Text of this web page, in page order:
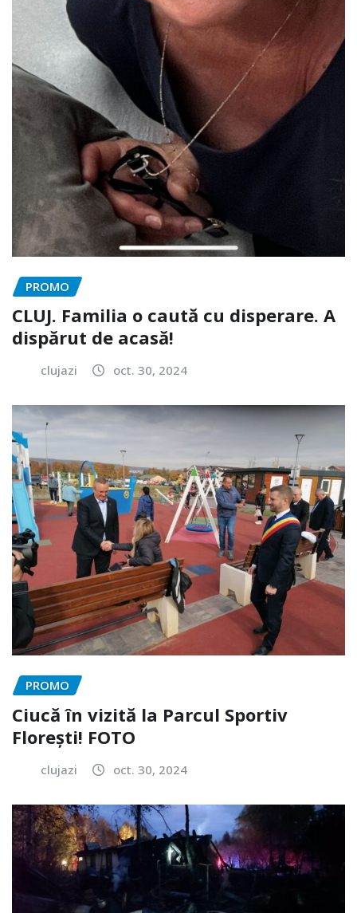
PROMO
CLUJ. Familia o caută cu disperare. A
dispărut de acasă!
clujazi oct. 30, 2024
PROMO
Ciucă în vizită la Parcul Sportiv
Florești! FOTO
clujazi oct. 30, 2024